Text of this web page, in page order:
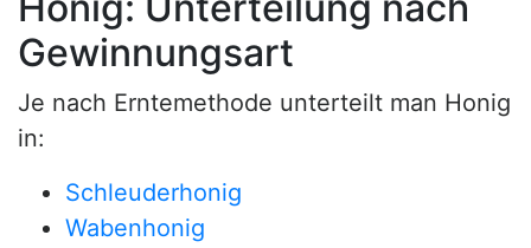
Gewinnungsart
Je nach Erntemethode unterteilt man Honig
in:
Schleuderhonig
Wabenhonig